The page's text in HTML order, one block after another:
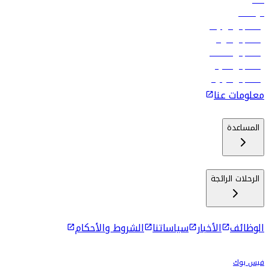
الوظائف
رحلات إلى تبيليسي
رحلات إلى الرياض
رحلات إلى مسقط
رحلات إلى ماليه
رحلات إلى كولومبو
معلومات عنا
المساعدة
الرحلات الرائجة
الوظائف الأخبار سياساتنا الشروط والأحكام
فيس بوك